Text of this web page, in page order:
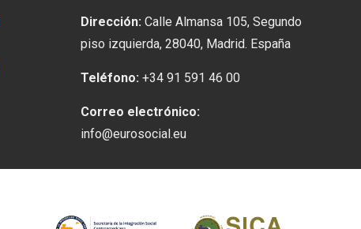
Dirección: Calle Almansa 105, Segundo
piso izquierda, 28040, Madrid. España
Teléfono: +34 91 591 46 00
Correo electrónico:
info@eurosocial.eu